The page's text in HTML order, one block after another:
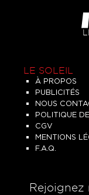
LE SOLEIL
À PROPOS
PUBLICITÉS
NOUS
POLITIQUE
CGV
MENTIONS
F.A.Q.